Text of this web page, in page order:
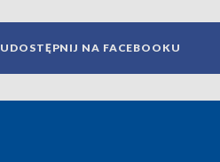
UDOSTĘPNIJ NA FACEBOOKU